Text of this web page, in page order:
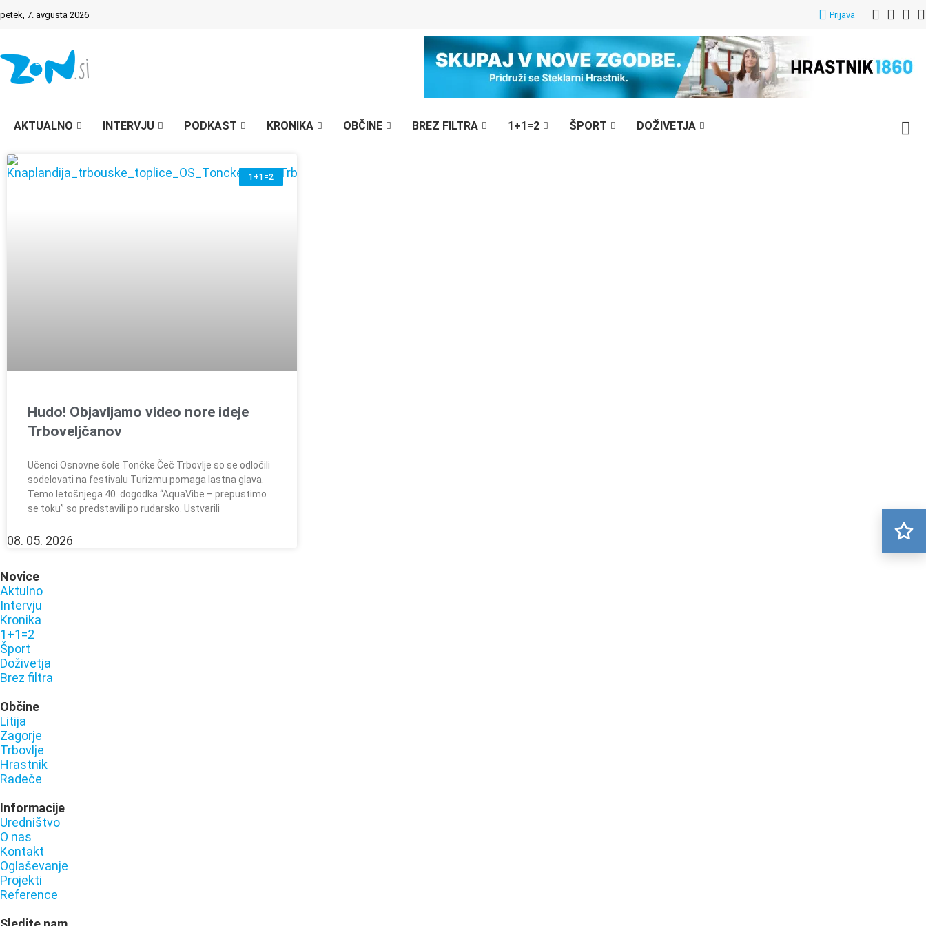
petek, 7. avgusta 2026 Prijava
AKTUALNO INTERVJU PODKAST KRONIKA OBČINE BREZ FILTRA 1+1=2 ŠPORT DOŽIVETJA
1+1=2
Hudo! Objavljamo video nore ideje
Trboveljčanov
Učenci Osnovne šole Tončke Čeč Trbovlje so se odločili
sodelovati na festivalu Turizmu pomaga lastna glava.
Temo letošnjega 40. dogodka “AquaVibe – prepustimo
se toku” so predstavili po rudarsko. Ustvarili
08. 05. 2026
Novice
Aktulno
Intervju
Kronika
1+1=2
Šport
Doživetja
Brez filtra
Občine
Litija
Zagorje
Trbovlje
Hrastnik
Radeče
Informacije
Uredništvo
O nas
Kontakt
Oglaševanje
Projekti
Reference